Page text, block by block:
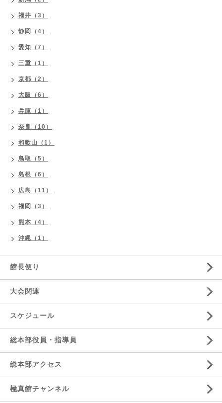
福井（3）
静岡（4）
愛知（7）
三重（1）
京都（2）
大阪（6）
兵庫（1）
奈良（10）
和歌山（1）
鳥取（5）
島根（6）
広島（11）
福岡（3）
熊本（4）
沖縄（1）
館長便り
大会関連
スケジュール
総本部役員・指導員
総本部アクセス
極真館チャンネル